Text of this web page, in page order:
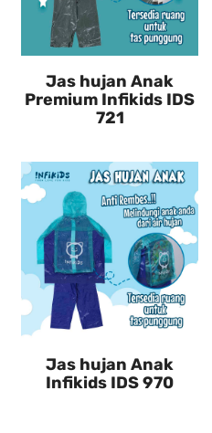
Jas hujan Anak
Premium Infikids IDS
721
Jas hujan Anak
Infikids IDS 970